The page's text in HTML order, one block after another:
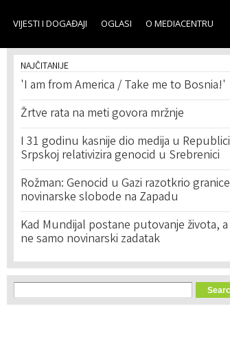
VIJESTI I DOGAĐAJI OGLASI O MEDIACENTRU
NAJČITANIJE
'I am from America / Take me to Bosnia!'
Žrtve rata na meti govora mržnje
I 31 godinu kasnije dio medija u Republici
Srpskoj relativizira genocid u Srebrenici
Rožman: Genocid u Gazi razotkrio granice
novinarske slobode na Zapadu
Kad Mundijal postane putovanje života, a
ne samo novinarski zadatak
Search form
Search